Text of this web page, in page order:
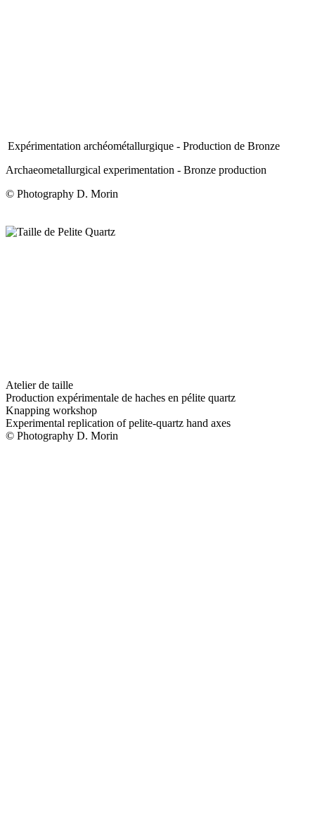
Expérimentation archéométallurgique - Production de Bronze
Archaeometallurgical experimentation - Bronze production
© Photography D. Morin
Atelier de taille
Production expérimentale de haches en pélite quartz
Knapping workshop
Experimental replication of pelite-quartz hand axes
© Photography D. Morin